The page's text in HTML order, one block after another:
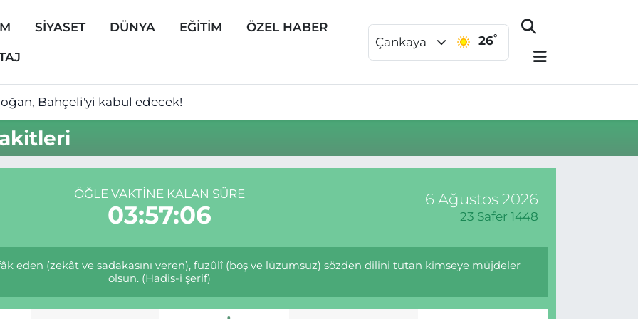
SİYASET DÜNYA EĞİTİM ÖZEL HABER
Çankaya 26°
Bahçeli'yi kabul edecek!
ÖĞLE VAKTINE KALAN SÜRE
03:57:06
6 Ağustos 2026
23 Safer 1448
eden (zekât ve sadakasını veren), fuzûlî (boş ve lüzumsuz) sözden dilini tutan kimseye müjdeler
olsun. (Hadis-i şerif)